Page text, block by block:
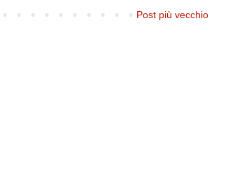
Post più vecchio